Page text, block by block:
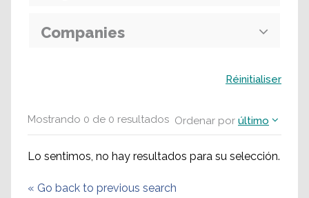
Mostrando 0 de 0 resultados Ordenar por último
Lo sentimos, no hay resultados para su selección.
« Go back to previous search
Companies
Réinitialiser